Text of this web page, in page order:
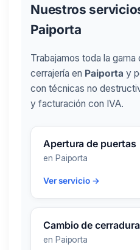
Nuestros
Paiporta
Trabajamos toda la
cerrajería en Paiporta y
con técnicas no
y facturación con IVA.
Apertura de puertas
en Paiporta
Ver servicio →
Cambio de
en Paiporta